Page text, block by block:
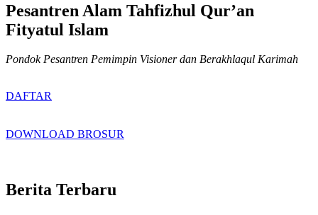
Pesantren Alam Tahfizhul Qur’an
Fityatul Islam
Pondok Pesantren Pemimpin Visioner dan Berakhlaqul Karimah
DAFTAR
DOWNLOAD BROSUR
Berita Terbaru